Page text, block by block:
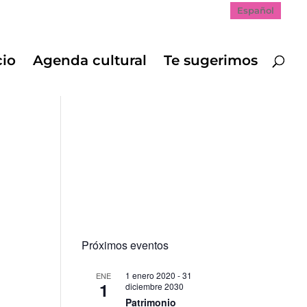
Español
Agenda cultural Te sugerimos
Próximos eventos
ENE
1
1 enero 2020 -31
diciembre 2030
Patrimonio